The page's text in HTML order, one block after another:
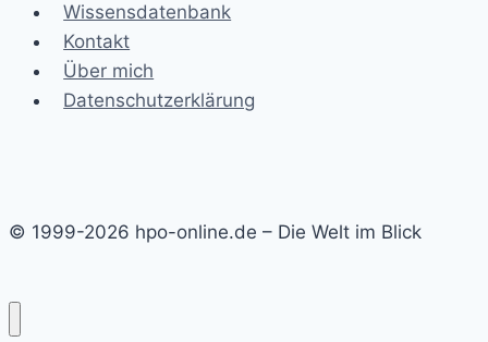
Wissensdatenbank
Kontakt
Über mich
Datenschutzerklärung
© 1999-2026 hpo-online.de – Die Welt im Blick